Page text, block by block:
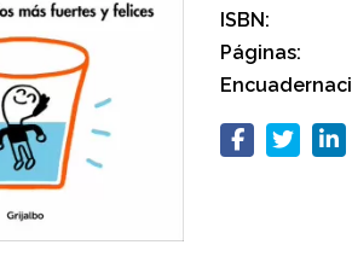
ISBN:
Páginas: